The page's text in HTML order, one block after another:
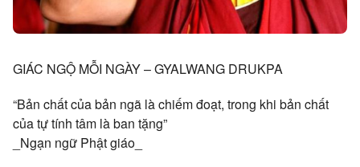
GIÁC NGỘ MỖI NGÀY – GYALWANG DRUKPA
“Bản chất của bản ngã là chiếm đoạt, trong khi bản chất
của tự tính tâm là ban tặng”
_Ngạn ngữ Phật giáo_